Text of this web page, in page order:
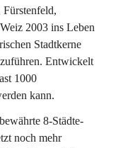
Fürstenfeld,
2003 ins Leben
Stadtkerne
Entwickelt
1000
kann.
8-Städte-
noch mehr